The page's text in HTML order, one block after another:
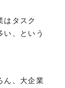
はタスク
、という
ん、大企業